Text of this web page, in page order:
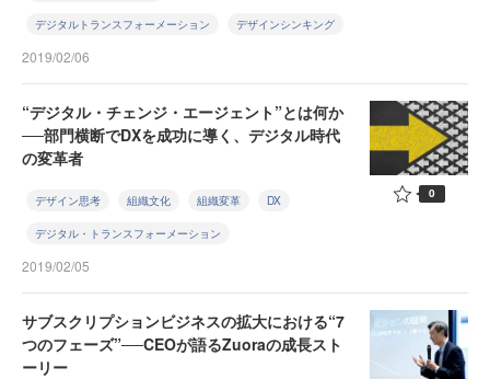
デジタルトランスフォーメーション デザインシンキング
2019/02/06
“デジタル・チェンジ・エージェント”とは何か
──部門横断でDXを成功に導く、デジタル時代
の変革者
デザイン思考 組織文化 組織変革 DX
デジタル・トランスフォーメーション
2019/02/05
0
サブスクリプションビジネスの拡大における“7
つのフェーズ”──CEOが語るZuoraの成長スト
ーリー